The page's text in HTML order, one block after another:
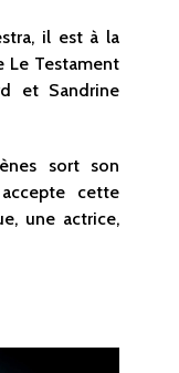
il est à la
Le Testament
et Sandrine
sort son
cette
une actrice,